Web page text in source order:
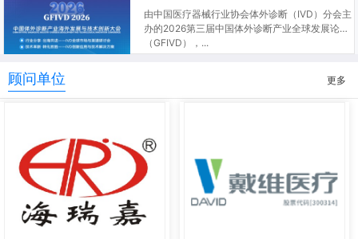
由中国医疗器械行业协会体外诊断（IVD）分会主
办的2026第三届中国体外诊断产业全球发展论坛
（GFIVD），...
顾问单位 更多